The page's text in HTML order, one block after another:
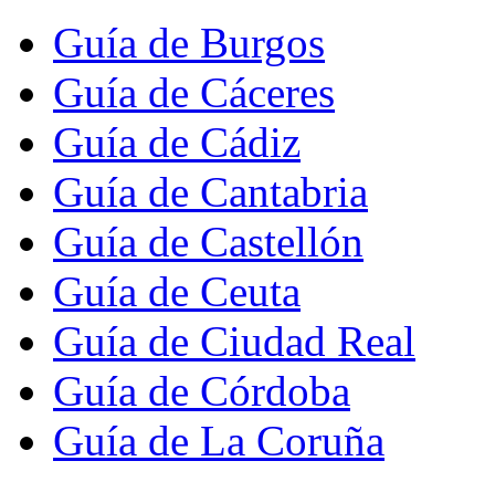
Guía de Burgos
Guía de Cáceres
Guía de Cádiz
Guía de Cantabria
Guía de Castellón
Guía de Ceuta
Guía de Ciudad Real
Guía de Córdoba
Guía de La Coruña